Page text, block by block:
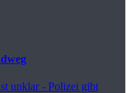
unklar - Polizei gibt